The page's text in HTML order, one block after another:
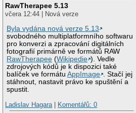
RawTherapee 5.13
včera 12:44 | Nová verze
Byla vydána nová verze 5.13
svobodného multiplatformního softwaru
pro konverzi a zpracování digitálních
fotografií primárně ve formátů RAW
RawTherapee (Wikipedie ). Vedle
zdrojových kódů je k dispozici také
balíček ve formátuAppImage . Stačí jej
stáhnout, nastavit právo ke spuštění a
spustit.
Ladislav Hagara
Komentářů: 0